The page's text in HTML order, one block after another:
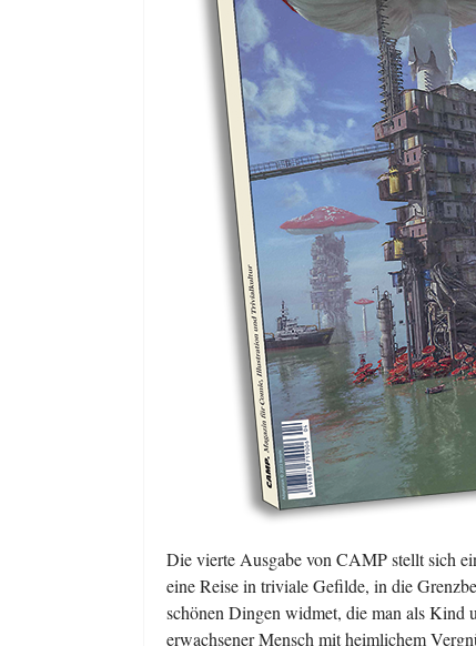
Die vierte Ausgabe von CAMP stellt sich
eine Reise in triviale Gefilde, in die
schönen Dingen widmet, die man als Kind
erwachsener Mensch mit heimlichem